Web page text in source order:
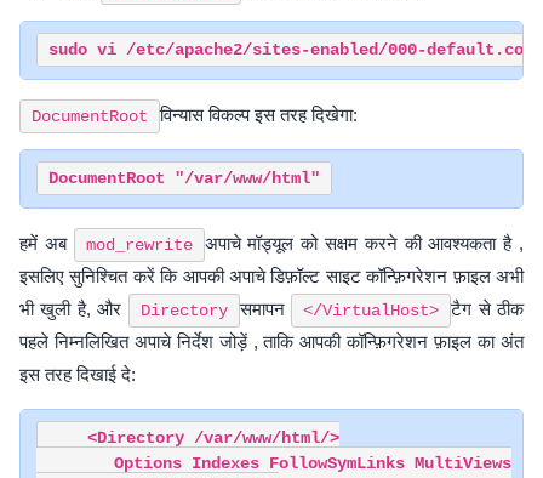
DocumentRoot विन्यास विकल्प इस तरह दिखेगा:
हमें अब mod_rewrite
अपाचे मॉड्यूल को सक्षम करने की आवश्यकता है ,
इसलिए सुनिश्चित करें कि आपकी अपाचे डिफ़ॉल्ट साइट कॉन्फ़िगरेशन फ़ाइल अभी
भी खुली है, और
Directory समापन </VirtualHost>
टैग से ठीक
पहले निम्नलिखित अपाचे निर्देश जोड़ें , ताकि आपकी कॉन्फ़िगरेशन फ़ाइल का अंत
इस तरह दिखाई दे:
    <Directory /var/www/html/>
        Options Indexes FollowSymLinks MultiViews